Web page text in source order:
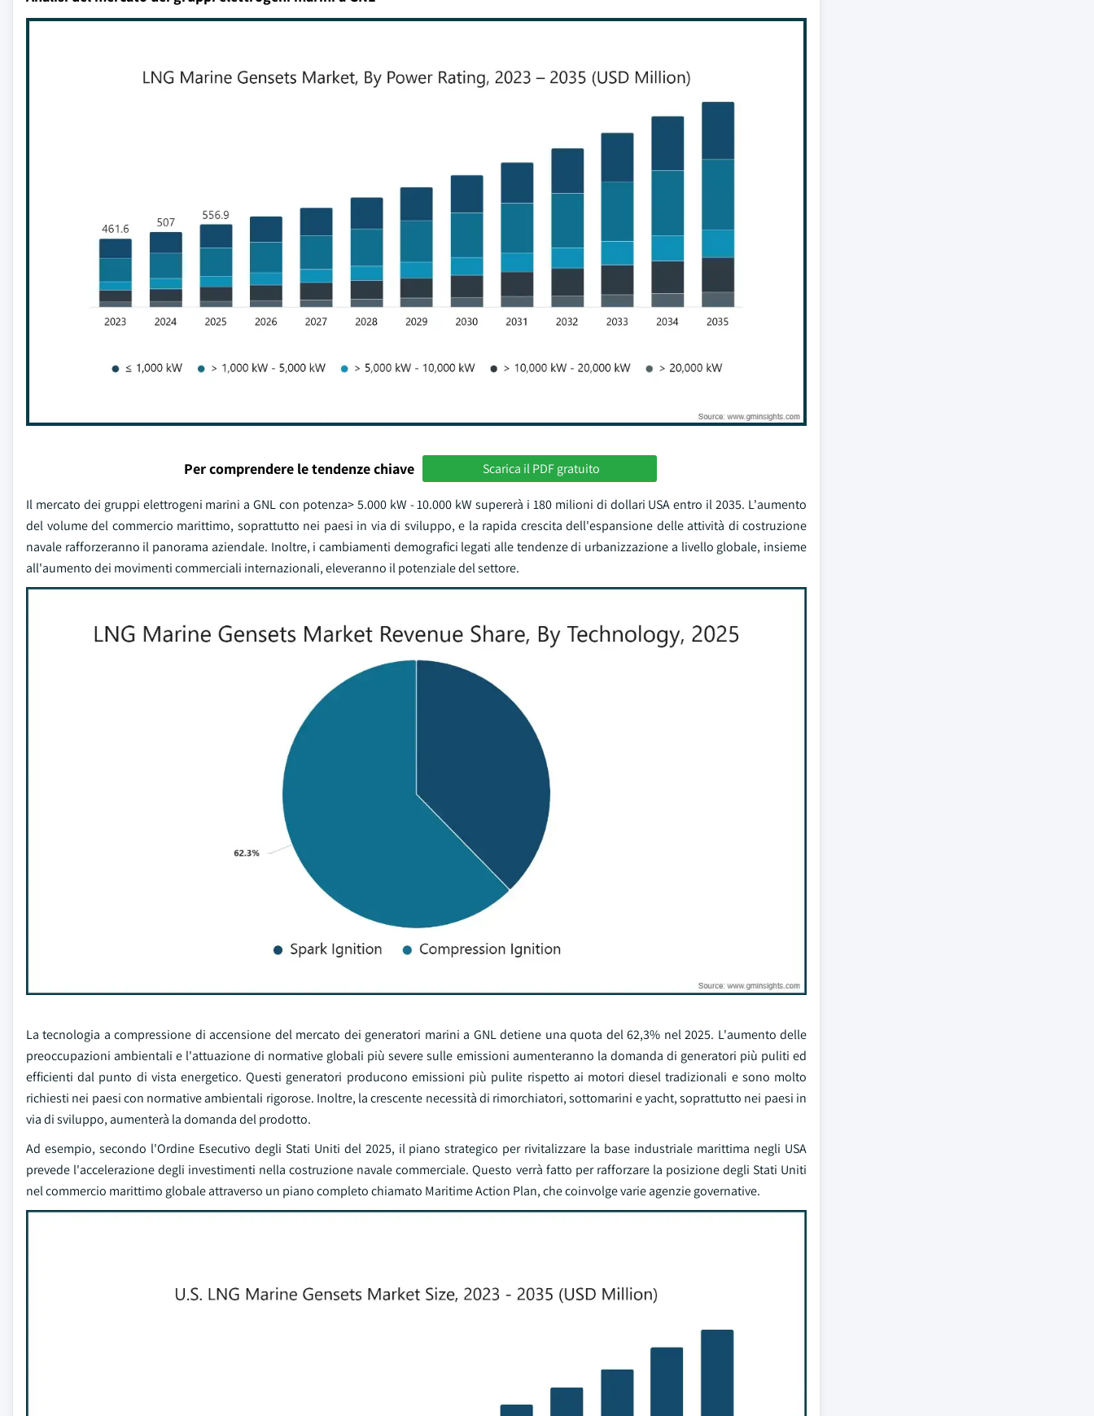
Per comprendere le tendenze chiave Scarica il PDF gratuito
Il mercato dei gruppi elettrogeni marini a GNL con potenza> 5.000 kW - 10.000 kW supererà i 180 milioni di dollari USA entro il 2035. L'aumento
del volume del commercio marittimo, soprattutto nei paesi in via di sviluppo, e la rapida crescita dell'espansione delle attività di costruzione
navale rafforzeranno il panorama aziendale. Inoltre, i cambiamenti demografici legati alle tendenze di urbanizzazione a livello globale, insieme
all'aumento dei movimenti commerciali internazionali, eleveranno il potenziale del settore.
La tecnologia a compressione di accensione del mercato dei generatori marini a GNL detiene una quota del 62,3% nel 2025. L'aumento delle
preoccupazioni ambientali e l'attuazione di normative globali più severe sulle emissioni aumenteranno la domanda di generatori più puliti ed
efficienti dal punto di vista energetico. Questi generatori producono emissioni più pulite rispetto ai motori diesel tradizionali e sono molto
richiesti nei paesi con normative ambientali rigorose. Inoltre, la crescente necessità di rimorchiatori, sottomarini e yacht, soprattutto nei paesi in
via di sviluppo, aumenterà la domanda del prodotto.
Ad esempio, secondo l'Ordine Esecutivo degli Stati Uniti del 2025, il piano strategico per rivitalizzare la base industriale marittima negli USA
prevede l'accelerazione degli investimenti nella costruzione navale commerciale. Questo verrà fatto per rafforzare la posizione degli Stati Uniti
nel commercio marittimo globale attraverso un piano completo chiamato Maritime Action Plan, che coinvolge varie agenzie governative.